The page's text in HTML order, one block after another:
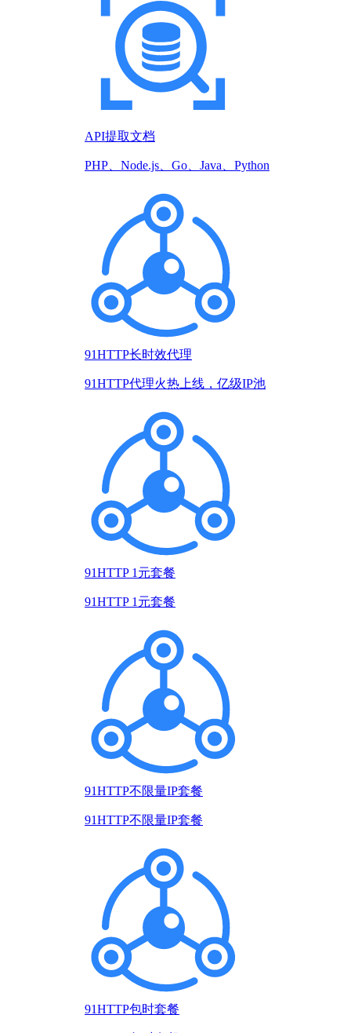
API提取文档
PHP、Node.js、Go、Java、Python
91HTTP长时效代理
91HTTP代理火热上线，亿级IP池
91HTTP 1元套餐
91HTTP 1元套餐
91HTTP不限量IP套餐
91HTTP不限量IP套餐
91HTTP包时套餐